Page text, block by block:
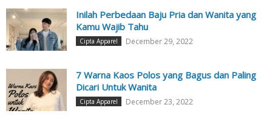
Inilah Perbedaan Baju Pria dan Wanita yang
Kamu Wajib Tahu
Cipta Apparel December 29, 2022
7 Warna Kaos Polos yang Bagus dan Paling
Dicari Untuk Wanita
Cipta Apparel December 23, 2022